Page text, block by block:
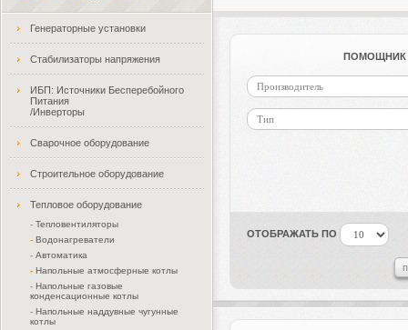
Генераторные установки
Стабилизаторы напряжения
ИБП: Источники Бесперебойного
Питания
/Инверторы
Сварочное оборудование
Строительное оборудование
Тепловое оборудование
- Тепловентиляторы
- Водонагреватели
- Автоматика
- Напольные атмосферные котлы
- Напольные газовые
конденсационные котлы
- Напольные наддувные чугунные
котлы
ПОМОЩНИК
Производитель
Тип
ОТОБРАЖАТЬ ПО